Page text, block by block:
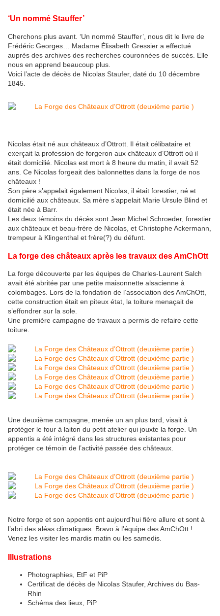
‘Un nommé Stauffer’
Cherchons plus avant. ‘Un nommé Stauffer’, nous dit le livre de
Frédéric Georges… Madame Élisabeth Gressier a effectué
auprès des archives des recherches couronnées de succès. Elle
nous en apprend beaucoup plus.
Voici l’acte de décès de Nicolas Staufer, daté du 10 décembre
1845.
Nicolas était né aux châteaux d’Ottrott. Il était célibataire et
exerçait la profession de forgeron aux châteaux d’Ottrott où il
était domicilié. Nicolas est mort à 8 heure du matin, il avait 52
ans. Ce Nicolas forgeait des baïonnettes dans la forge de nos
châteaux !
Son père s’appelait également Nicolas, il était forestier, né et
domicilié aux châteaux. Sa mère s’appelait Marie Ursule Blind et
était née à Barr.
Les deux témoins du décès sont Jean Michel Schroeder, forestier
aux châteaux et beau-frère de Nicolas, et Christophe Ackermann,
trempeur à Klingenthal et frère(?) du défunt.
La forge des châteaux après les travaux des AmChOtt
La forge découverte par les équipes de Charles-Laurent Salch
avait été abritée par une petite maisonnette alsacienne à
colombages. Lors de la fondation de l’association des AmChOtt,
cette construction était en piteux état, la toiture menaçait de
s’effondrer sur la sole.
Une première campagne de travaux a permis de refaire cette
toiture.
Une deuxième campagne, menée un an plus tard, visait à
protéger le four à laiton du petit atelier qui jouxte la forge. Un
appentis a été intégré dans les structures existantes pour
protéger ce témoin de l’activité passée des châteaux.
Notre forge et son appentis ont aujourd’hui fière allure et sont à
l’abri des aléas climatiques. Bravo à l’équipe des AmChOtt !
Venez les visiter les mardis matin ou les samedis.
Illustrations
Photographies, EtF et PiP
Certificat de décès de Nicolas Staufer, Archives du Bas-
Rhin
Schéma des lieux, PiP